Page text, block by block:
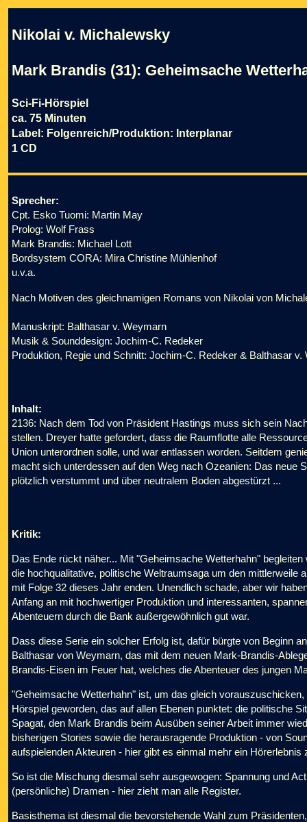
Nikolai v. Michalewsky
Mark Brandis (31): Geheimsache
Sci-Fi-Hörspiel
ca. 75 Minuten
Label: Folgenreich/Produktion: Interplanar
1 CD
Sprecher:
Cpt. Esko Tuomi: Martin May
Prolog: Wolf Frass
Mark Brandis: Michael Lott
Bordsystem CORA: Mira Christine Mühlenhof
u.v.a.
Nach Motiven des gleichnamigen Romans von Nikolai von
Manuskript: Balthasar v. Weymarn
Musik & Sounddesign: Jochim-C. Redeker
Produktion, Regie und Schnitt: Jochim-C. Redeker & Balthasar v.
Inhalt:
2136: Nach dem Tod von Präsident Hastings muss sich sein
stellen. Dreyer hatte gefordert, dass die Raumflotte alle
Union unterordnen solle, und war entlassen worden. Seitdem
macht sich unterdessen auf den Weg nach Ozeanien: Das neue
plötzlich verstummt und über neutralem Boden abgestürzt ...
Kritik:
Das Ende rückt näher... Mit "Geheimsache Wetterhahn"
die hochqualitative, politische Weltraumsaga um den mittlerweile
mit Folge 32 dieses Jahr enden. Unendlich schade, aber wir
Anfang an mit hochwertiger Produktion und interessanten,
Abenteuern durch die Bank außergewöhnlich gut war.
Dass diese Serie ein solcher Erfolg ist, dafür bürgte von Beginn
Balthasar von Weymarn, das mit dem neuen Mark-Brandis-
Brandis-Eisen im Feuer hat, welches die Abenteuer des jungen
"Geheimsache Wetterhahn" ist, um das gleich
Hörspiel geworden, das auf allen Ebenen punktet: die politische
Spagat, den Mark Brandis beim Ausüben seiner Arbeit immer
bisherigen Stories sowie die herausragende Produktion - von
aufspielenden Akteuren - hier gibt es einmal mehr ein
So ist die Mischung diesmal sehr ausgewogen: Spannung und
(persönliche) Dramen - hier zieht man alle Register.
Basisthema ist diesmal die bevorstehende Wahl zum